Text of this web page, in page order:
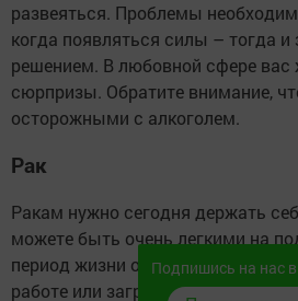
развеяться. Проблемы
когда появляться силы – тогда и
решением. В любовной сфере вас
сюрпризы. Обратите внимание,
осторожными с алкоголем.
Рак
Ракам нужно сегодня держать
можете быть очень легкими на
период жизни отлично пройдет
работе или заграничный тур.
Подпишись на нас